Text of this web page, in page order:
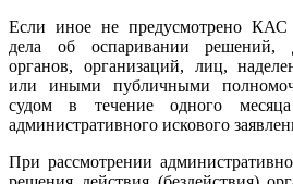
Если иное не предусмотрено
дела об оспаривании решений,
органов, организаций, лиц,
или иными публичными
судом в течение одного
административного искового
При рассмотрении